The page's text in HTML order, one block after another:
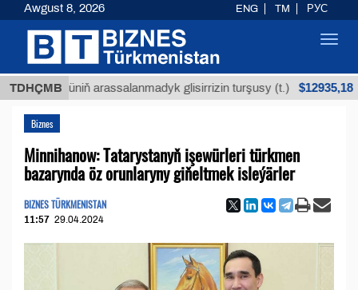
TDHÇMBarassalanmadyk glisirrizin turşusy (t.) $12935,18
Biznes
Minnihanow: Tatarystanyň işewürleri türkmen
bazarynda öz orunlaryny giňeltmek isleýärler
BIZNES TÜRKMENISTAN
11:57 29.04.2024
Awgust 8, 2026 ENG TM РУС